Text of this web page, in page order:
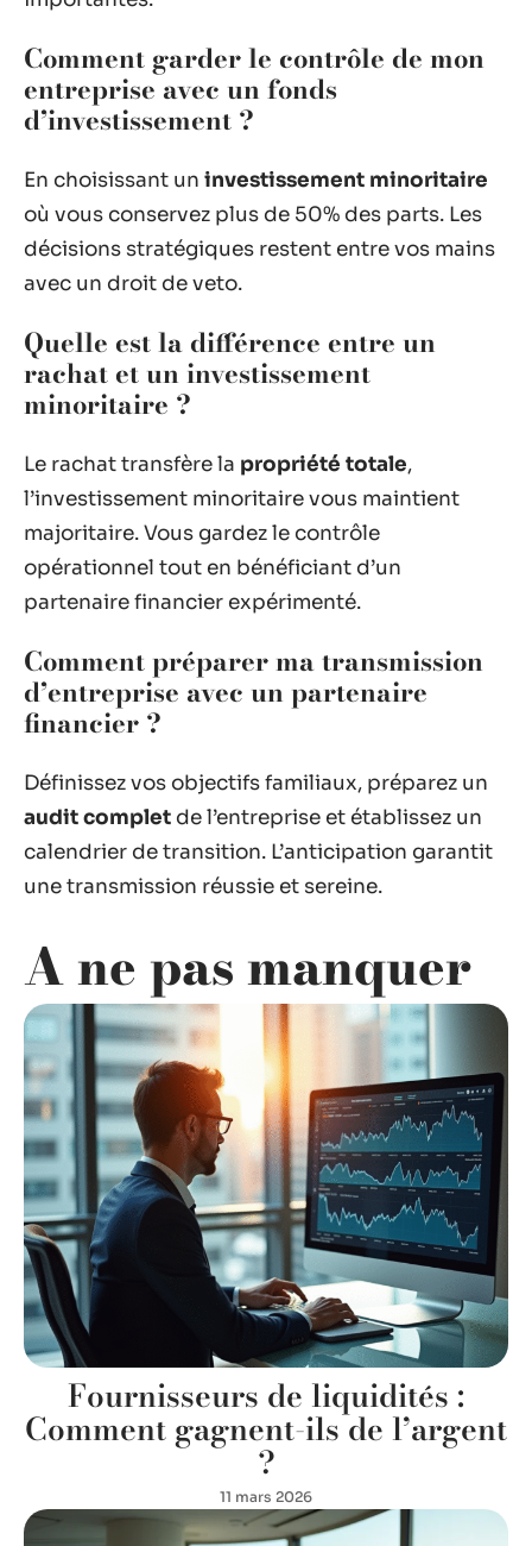
Comment garder le contrôle de mon
entreprise avec un fonds
d’investissement ?
En choisissant un investissement minoritaire
où vous conservez plus de 50% des parts. Les
décisions stratégiques restent entre vos mains
avec un droit de veto.
Quelle est la différence entre un
rachat et un investissement
minoritaire ?
Le rachat transfère la propriété totale,
l’investissement minoritaire vous maintient
majoritaire. Vous gardez le contrôle
opérationnel tout en bénéficiant d’un
partenaire financier expérimenté.
Comment préparer ma transmission
d’entreprise avec un partenaire
financier ?
Définissez vos objectifs familiaux, préparez un
audit complet de l’entreprise et établissez un
calendrier de transition. L’anticipation garantit
une transmission réussie et sereine.
A ne pas manquer
Fournisseurs de liquidités :
Comment gagnent-ils de l’argent
?
11 mars 2026